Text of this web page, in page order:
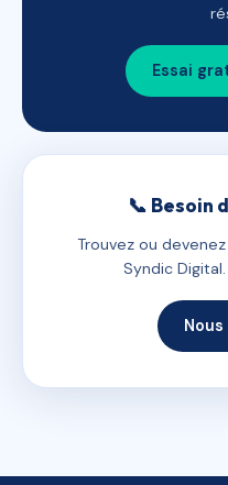
Essai
📞 Besoin
Trouvez ou
Syndic